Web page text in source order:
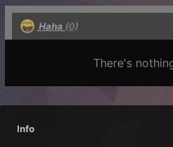
Haha (0)
There's
Info